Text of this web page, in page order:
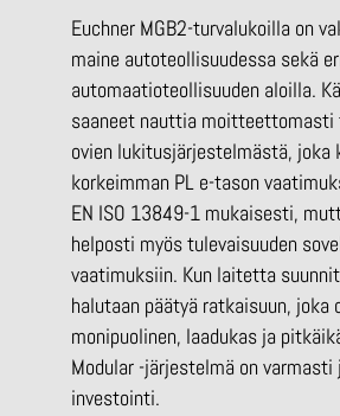
i
n
Euchner MGB2-turvalukoilla on
maine autoteollisuudessa sekä
automaatioteollisuuden aloilla.
saaneet nauttia moitteettomasti
ovien lukitusjärjestelmästä, joka
korkeimman PL e-tason
EN ISO 13849-1 mukaisesti,
helposti myös tulevaisuuden
vaatimuksiin. Kun laitetta
halutaan päätyä ratkaisuun, joka
monipuolinen, laadukas ja
Modular -järjestelmä on varmasti
investointi.